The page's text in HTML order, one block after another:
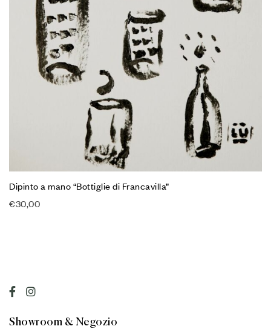
Dipinto a mano “Bottiglie di Francavilla”
€30,00
Showroom & Negozio